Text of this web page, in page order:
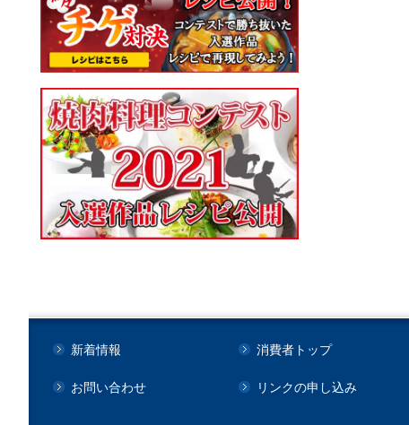
新着情報 消費者トップ
お問い合わせ リンクの申し込み